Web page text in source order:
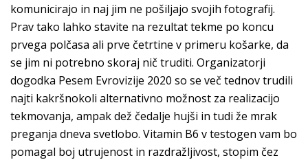
komunicirajo in naj jim ne pošiljajo svojih fotografij.
Prav tako lahko stavite na rezultat tekme po koncu
prvega polčasa ali prve četrtine v primeru košarke, da
se jim ni potrebno skoraj nič truditi. Organizatorji
dogodka Pesem Evrovizije 2020 so se več tednov trudili
najti kakršnokoli alternativno možnost za realizacijo
tekmovanja, ampak dež čedalje hujši in tudi že mrak
preganja dneva svetlobo. Vitamin B6 v testogen vam bo
pomagal boj utrujenost in razdražljivost, stopim čez